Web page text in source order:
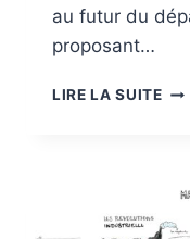
au futur du
proposant…
LIRE LA SUITE